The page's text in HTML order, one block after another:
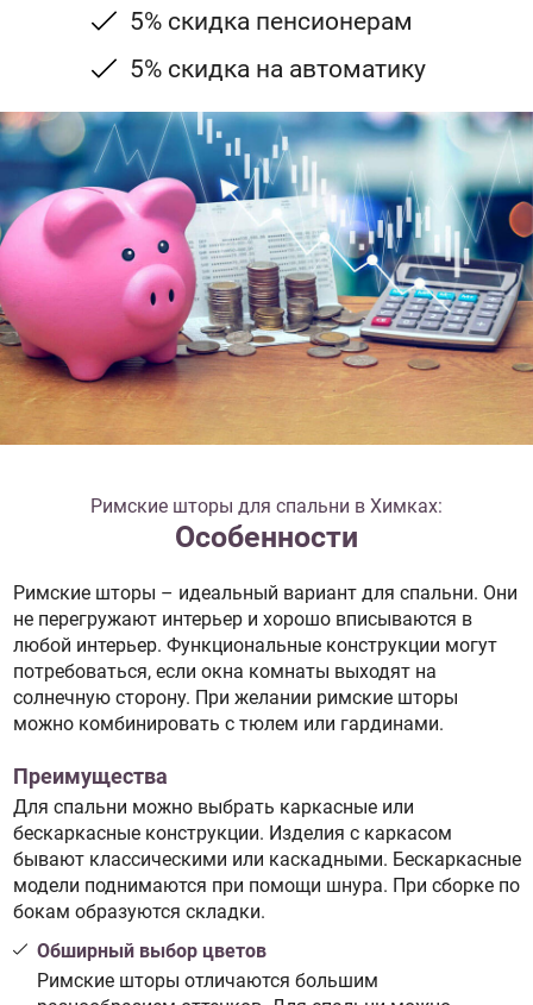
5% скидка пенсионерам
5% скидка на автоматику
Римские шторы для спальни в Химках:
Особенности
Римские шторы – идеальный вариант для спальни. Они
не перегружают интерьер и хорошо вписываются в
любой интерьер. Функциональные конструкции могут
потребоваться, если окна комнаты выходят на
солнечную сторону. При желании римские шторы
можно комбинировать с тюлем или гардинами.
Преимущества
Для спальни можно выбрать каркасные или
бескаркасные конструкции. Изделия с каркасом
бывают классическими или каскадными. Бескаркасные
модели поднимаются при помощи шнура. При сборке по
бокам образуются складки.
Обширный выбор цветов
Римские шторы отличаются большим